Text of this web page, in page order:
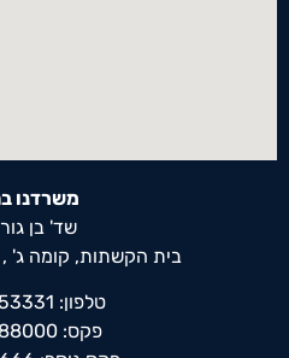
משרדנו
שד' בן
בית הקשתות, קומה ג'
טלפון: 073-3753331
פקס: 077-2088000